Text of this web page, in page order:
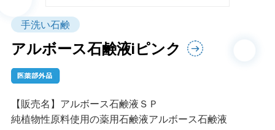
手洗い石鹸
アルボース石鹸液iピンク
【販売名】アルボース石鹸液ＳＰ
純植物性原料使用の薬用石鹸液アルボース石鹸液